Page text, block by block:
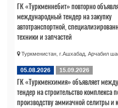
ГК «Туркменнебит» повторно
международный тендер на закупку
автотранспортной,
техники и запчастей
Туркменистан, г.Ашхабад, Арчабил
05.08.2026 15.09.2026
ГК «Туркменхимия» объявляет
тендер на строительство комплекса
производству аммиачной селитры и